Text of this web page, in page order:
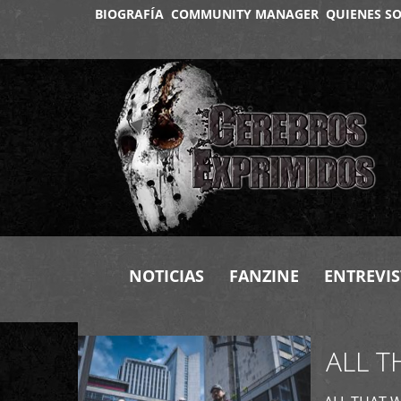
BIOGRAFÍA COMMUNITY MANAGER QUIENES
NOTICIAS FANZINE
+
ALL